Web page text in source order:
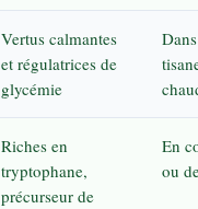
Vertus calmantes
et régulatrices de
glycémie
Riches en
tryptophane,
précurseur de
En
ou